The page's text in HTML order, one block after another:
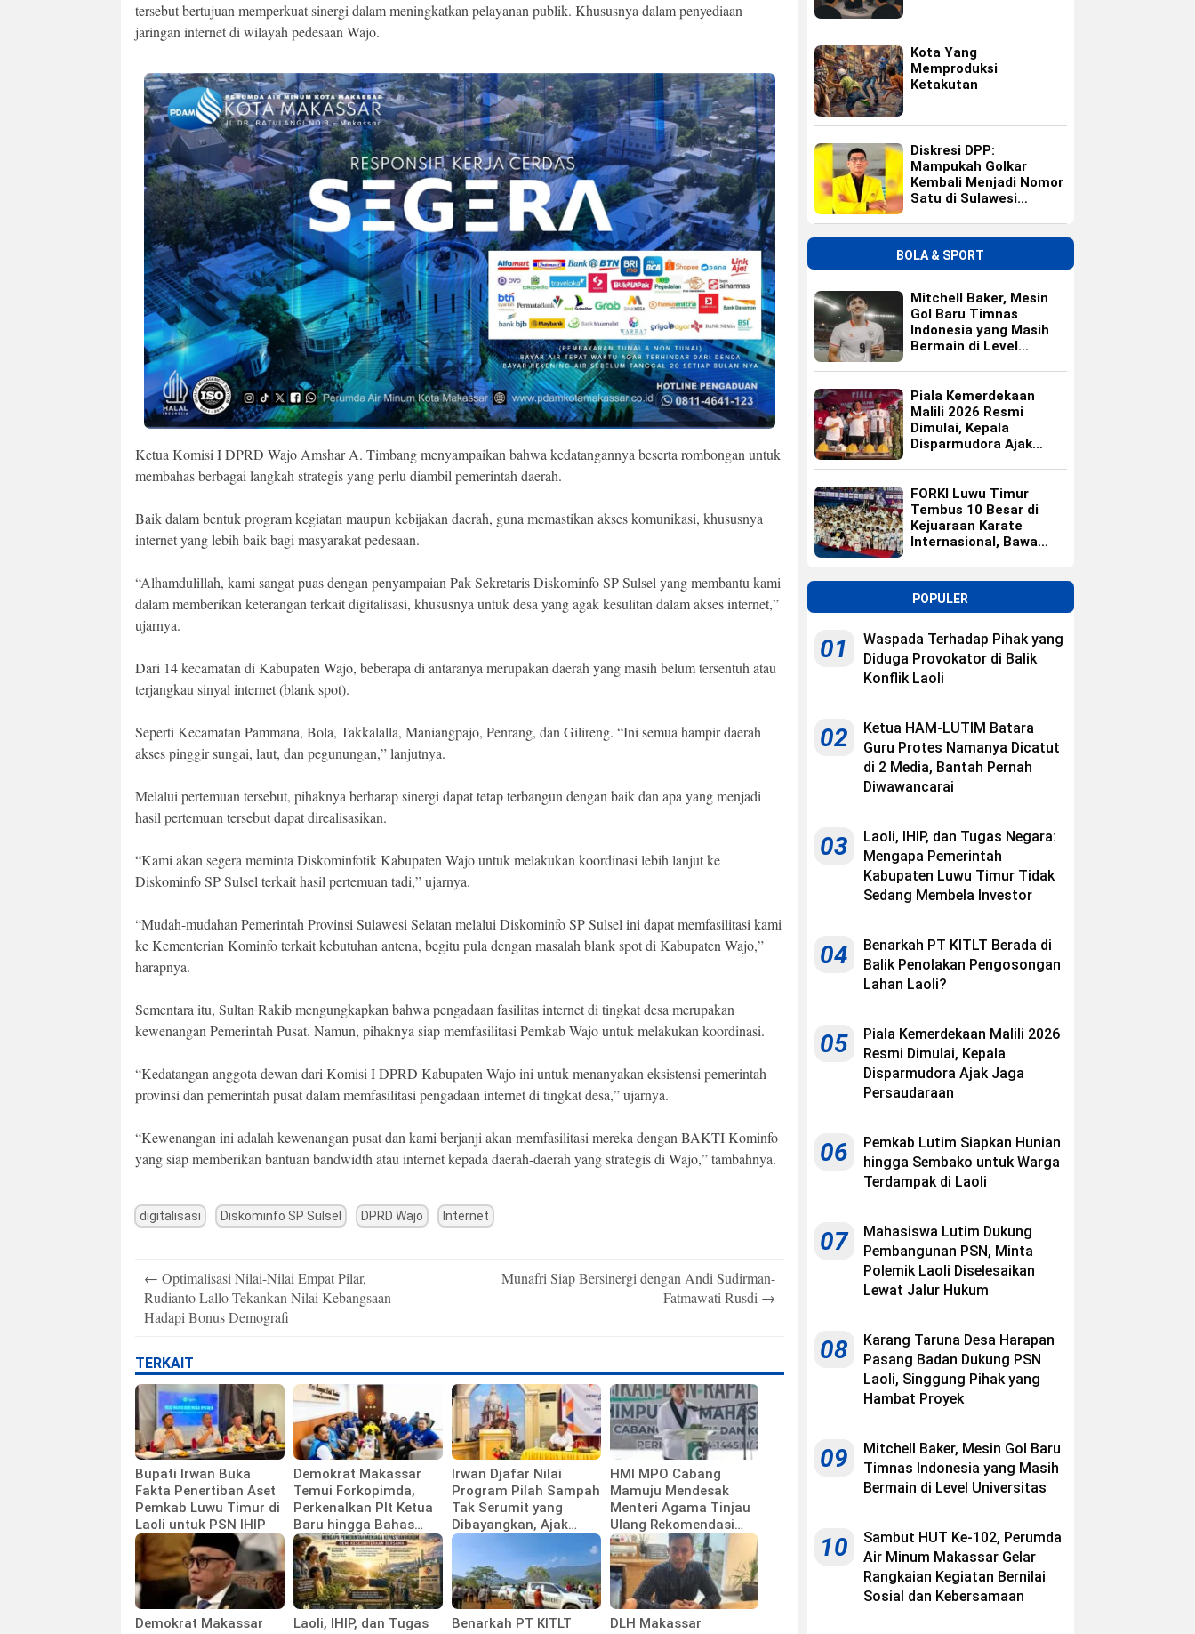
tersebut bertujuan memperkuat sinergi dalam meningkatkan pelayanan publik. Khususnya dalam penyediaan
jaringan internet di wilayah pedesaan Wajo.
Ketua Komisi I DPRD Wajo Amshar A. Timbang menyampaikan bahwa kedatangannya beserta rombongan untuk
membahas berbagai langkah strategis yang perlu diambil pemerintah daerah.
Baik dalam bentuk program kegiatan maupun kebijakan daerah, guna memastikan akses komunikasi, khususnya
internet yang lebih baik bagi masyarakat pedesaan.
“Alhamdulillah, kami sangat puas dengan penyampaian Pak Sekretaris Diskominfo SP Sulsel yang membantu kami
dalam memberikan keterangan terkait digitalisasi, khususnya untuk desa yang agak kesulitan dalam akses internet,”
ujarnya.
Dari 14 kecamatan di Kabupaten Wajo, beberapa di antaranya merupakan daerah yang masih belum tersentuh atau
terjangkau sinyal internet (blank spot).
Seperti Kecamatan Pammana, Bola, Takkalalla, Maniangpajo, Penrang, dan Gilireng. “Ini semua hampir daerah
akses pinggir sungai, laut, dan pegunungan,” lanjutnya.
Melalui pertemuan tersebut, pihaknya berharap sinergi dapat tetap terbangun dengan baik dan apa yang menjadi
hasil pertemuan tersebut dapat direalisasikan.
“Kami akan segera meminta Diskominfotik Kabupaten Wajo untuk melakukan koordinasi lebih lanjut ke
Diskominfo SP Sulsel terkait hasil pertemuan tadi,” ujarnya.
“Mudah-mudahan Pemerintah Provinsi Sulawesi Selatan melalui Diskominfo SP Sulsel ini dapat memfasilitasi kami
ke Kementerian Kominfo terkait kebutuhan antena, begitu pula dengan masalah blank spot di Kabupaten Wajo,”
harapnya.
Sementara itu, Sultan Rakib mengungkapkan bahwa pengadaan fasilitas internet di tingkat desa merupakan
kewenangan Pemerintah Pusat. Namun, pihaknya siap memfasilitasi Pemkab Wajo untuk melakukan koordinasi.
“Kedatangan anggota dewan dari Komisi I DPRD Kabupaten Wajo ini untuk menanyakan eksistensi pemerintah
provinsi dan pemerintah pusat dalam memfasilitasi pengadaan internet di tingkat desa,” ujarnya.
“Kewenangan ini adalah kewenangan pusat dan kami berjanji akan memfasilitasi mereka dengan BAKTI Kominfo
yang siap memberikan bantuan bandwidth atau internet kepada daerah-daerah yang strategis di Wajo,” tambahnya.
digitalisasi Diskominfo SP Sulsel DPRD Wajo Internet
navigation
← Optimalisasi Nilai-Nilai Empat Pilar,
Rudianto Lallo Tekankan Nilai Kebangsaan
Hadapi Bonus Demografi
Munafri Siap Bersinergi dengan Andi Sudirman-
Fatmawati Rusdi →
TERKAIT
Bupati Irwan Buka
Fakta Penertiban Aset
Pemkab Luwu Timur di
Laoli untuk PSN IHIP
Demokrat Makassar
Temui Forkopimda,
Perkenalkan Plt Ketua
Baru hingga Bahas
Agenda HUT Partai
Irwan Djafar Nilai
Program Pilah Sampah
Tak Serumit yang
Dibayangkan, Ajak
Warga Dukung
Kebijakan Pemkot
HMI MPO Cabang
Mamuju Mendesak
Menteri Agama Tinjau
Ulang Rekomendasi
Calon Kepala Kemenag
Polewali Mandar
Demokrat Makassar
Laoli, IHIP, dan Tugas
Benarkah PT KITLT
DLH Makassar
Kota Yang
Memproduksi
Ketakutan
Diskresi DPP:
Mampukah Golkar
Kembali Menjadi Nomor
Satu di Sulawesi
BOLA & SPORT
Mitchell Baker, Mesin
Gol Baru Timnas
Indonesia yang Masih
Bermain di Level
Piala Kemerdekaan
Malili 2026 Resmi
Dimulai, Kepala
Disparmudora Ajak
FORKI Luwu Timur
Tembus 10 Besar di
Kejuaraan Karate
Internasional, Bawa
POPULER
01
Waspada Terhadap Pihak yang
Diduga Provokator di Balik
Konflik Laoli
02
Ketua HAM-LUTIM Batara
Guru Protes Namanya Dicatut
di 2 Media, Bantah Pernah
Diwawancarai
03
Laoli, IHIP, dan Tugas Negara:
Mengapa Pemerintah
Kabupaten Luwu Timur Tidak
Sedang Membela Investor
04
Benarkah PT KITLT Berada di
Balik Penolakan Pengosongan
Lahan Laoli?
05
Piala Kemerdekaan Malili 2026
Resmi Dimulai, Kepala
Disparmudora Ajak Jaga
Persaudaraan
06
Pemkab Lutim Siapkan Hunian
hingga Sembako untuk Warga
Terdampak di Laoli
07
Mahasiswa Lutim Dukung
Pembangunan PSN, Minta
Polemik Laoli Diselesaikan
Lewat Jalur Hukum
08
Karang Taruna Desa Harapan
Pasang Badan Dukung PSN
Laoli, Singgung Pihak yang
Hambat Proyek
09
Mitchell Baker, Mesin Gol Baru
Timnas Indonesia yang Masih
Bermain di Level Universitas
10
Sambut HUT Ke-102, Perumda
Air Minum Makassar Gelar
Rangkaian Kegiatan Bernilai
Sosial dan Kebersamaan